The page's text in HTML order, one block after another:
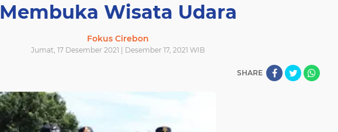
Membuka Wisata Udara
Fokus Cirebon
Jumat, 17 Desember 2021 | Desember 17, 2021 WIB
SHARE